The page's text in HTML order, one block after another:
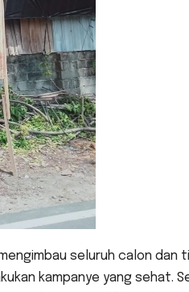
seluruh calon
kampanye yang sehat.